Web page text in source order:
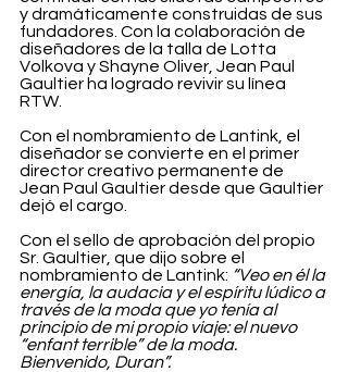
y dramáticamente construidas de sus
fundadores. Con la colaboración de
diseñadores de la talla de Lotta
Volkova y Shayne Oliver, Jean Paul
Gaultier ha logrado revivir su línea
RTW.
Con el nombramiento de Lantink, el
diseñador se convierte en el primer
director creativo permanente de
Jean Paul Gaultier desde que Gaultier
dejó el cargo.
Con el sello de aprobación del propio
Sr. Gaultier, que dijo sobre el
nombramiento de Lantink: “Veo en él la
energía, la audacia y el espíritu lúdico a
través de la moda que yo tenía al
principio de mi propio viaje: el nuevo
“enfant terrible” de la moda.
Bienvenido, Duran”.